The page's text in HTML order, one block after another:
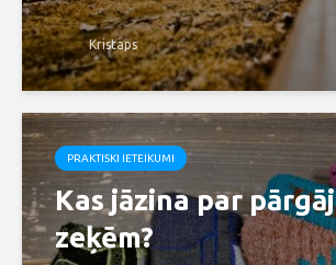
Kristaps
PRAKTISKI IETEIKUMI
Kas jāzina par
zeķēm?